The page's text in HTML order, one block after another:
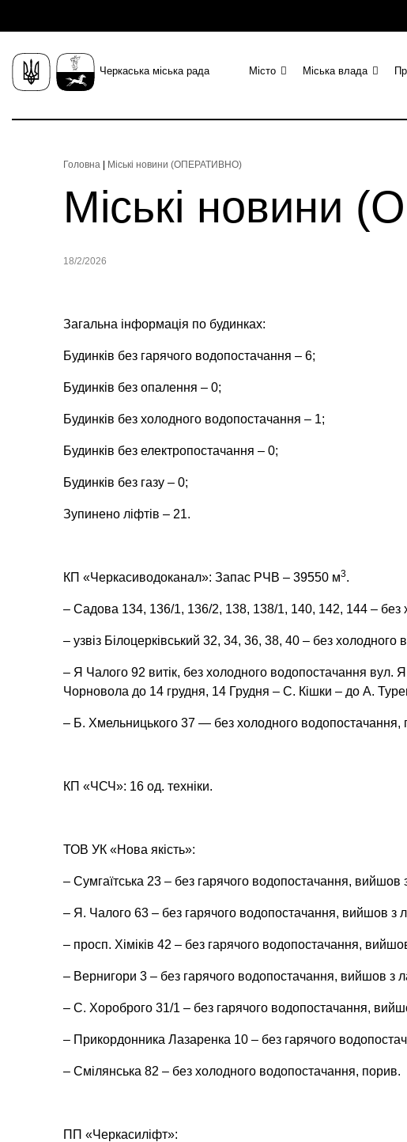
Черкаська міська рада Місто Міська влада
Головна Міські новини (ОПЕРАТИВНО)
Міські новини
18/2/2026
Загальна інформація по будинках:
Будинків без гарячого водопостачання – 6;
Будинків без опалення – 0;
Будинків без холодного водопостачання – 1;
Будинків без електропостачання – 0;
Будинків без газу – 0;
Зупинено ліфтів – 21.
КП «Черкасиводоканал»: Запас РЧВ – 39550 м3.
– Садова 134, 136/1, 136/2, 138, 138/1, 140, 142, 144 – без
– узвіз Білоцерківський 32, 34, 36, 38, 40 – без холодного
– Я Чалого 92 витік, без холодного водопостачання
Чорновола до 14 грудня, 14 Грудня – С. Кішки – до А.
– Б. Хмельницького 37 — без холодного водопостачання,
КП «ЧСЧ»: 16 од. техніки.
ТОВ УК «Нова якість»:
– Сумгаїтська 23 – без гарячого водопостачання, вийшов
– Я. Чалого 63 – без гарячого водопостачання, вийшов з
– просп. Хіміків 42 – без гарячого водопостачання,
– Вернигори 3 – без гарячого водопостачання, вийшов з
– С. Хороброго 31/1 – без гарячого водопостачання,
– Прикордонника Лазаренка 10 – без гарячого
– Смілянська 82 – без холодного водопостачання, порив.
ПП «Черкасиліфт»: